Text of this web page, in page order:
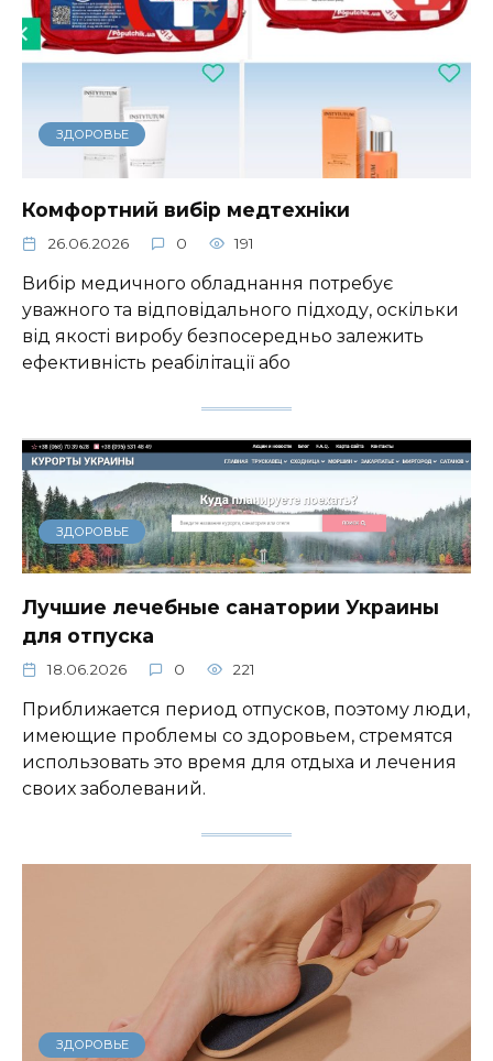
ЗДОРОВЬЕ
Комфортний вибір медтехніки
26.06.2026 0 191
Вибір медичного обладнання потребує
уважного та відповідального підходу, оскільки
від якості виробу безпосередньо залежить
ефективність реабілітації або
ЗДОРОВЬЕ
Лучшие лечебные санатории Украины
для отпуска
18.06.2026 0 221
Приближается период отпусков, поэтому люди,
имеющие проблемы со здоровьем, стремятся
использовать это время для отдыха и лечения
своих заболеваний.
ЗДОРОВЬЕ